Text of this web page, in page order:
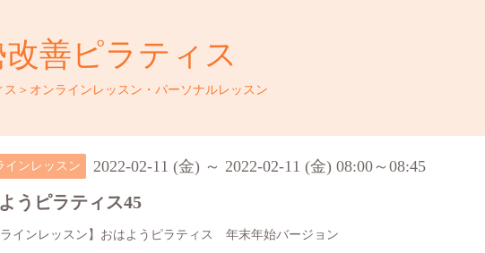
善ピラティス
＞オンラインレッスン・パーソナルレッスン
インレッスン 2022-02-11 (金) ～ 2022-02-11 (金) 08:00～08:45
うピラティス45
ラインレッスン】おはようピラティス 年末年始バージョン